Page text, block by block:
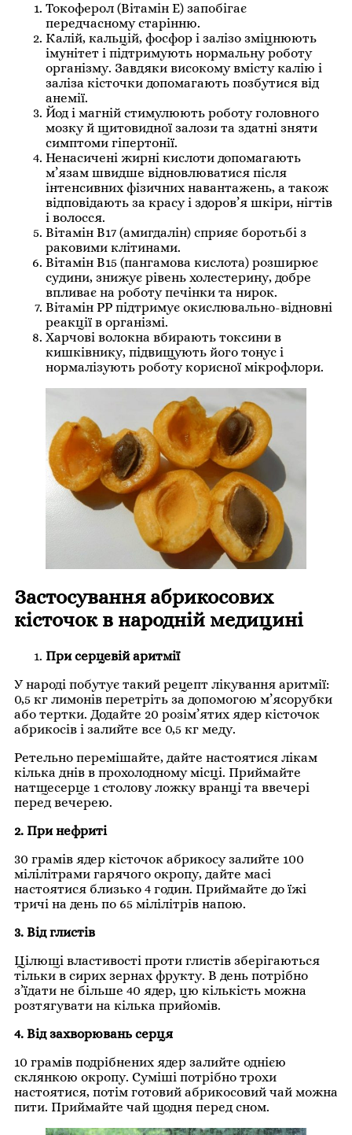
Токоферол (Вітамін Е) запобігає
передчасному старінню.
Калій, кальцій, фосфор і залізо зміцнюють
імунітет і підтримують нормальну роботу
організму. Завдяки високому вмісту калію і
заліза кісточки допомагають позбутися від
анемії.
Йод і магній стимулюють роботу головного
мозку й щитовидної залози та здатні зняти
симптоми гіпертонії.
Ненасичені жирні кислоти допомагають
м’язам швидше відновлюватися після
інтенсивних фізичних навантажень, а також
відповідають за красу і здоров’я шкіри, нігтів
і волосся.
Вітамін B17 (амигдалін) сприяє боротьбі з
раковими клітинами.
Вітамін B15 (пангамова кислота) розширює
судини, знижує рівень холестерину, добре
впливає на роботу печінки та нирок.
Вітамін PP підтримує окислювально-відновні
реакції в організмі.
Харчові волокна вбирають токсини в
кишківнику, підвищують його тонус і
нормалізують роботу корисної мікрофлори.
Застосування абрикосових
кісточок в народній медицині
При серцевій аритмії
У народі побутує такий рецепт лікування аритмії:
0,5 кг лимонів перетріть за допомогою м’ясорубки
або тертки. Додайте 20 розім’ятих ядер кісточок
абрикосів і залийте все 0,5 кг меду.
Ретельно перемішайте, дайте настоятися лікам
кілька днів в прохолодному місці. Приймайте
натщесерце 1 столову ложку вранці та ввечері
перед вечерею.
2. При нефриті
30 грамів ядер кісточок абрикосу залийте 100
мілілітрами гарячого окропу, дайте масі
настоятися близько 4 годин. Приймайте до їжі
тричі на день по 65 мілілітрів напою.
3. Від глистів
Цілющі властивості проти глистів зберігаються
тільки в сирих зернах фрукту. В день потрібно
з’їдати не більше 40 ядер, цю кількість можна
розтягувати на кілька прийомів.
4. Від захворювань серця
10 грамів подрібнених ядер залийте однією
склянкою окропу. Суміші потрібно трохи
настоятися, потім готовий абрикосовий чай можна
пити. Приймайте чай щодня перед сном.